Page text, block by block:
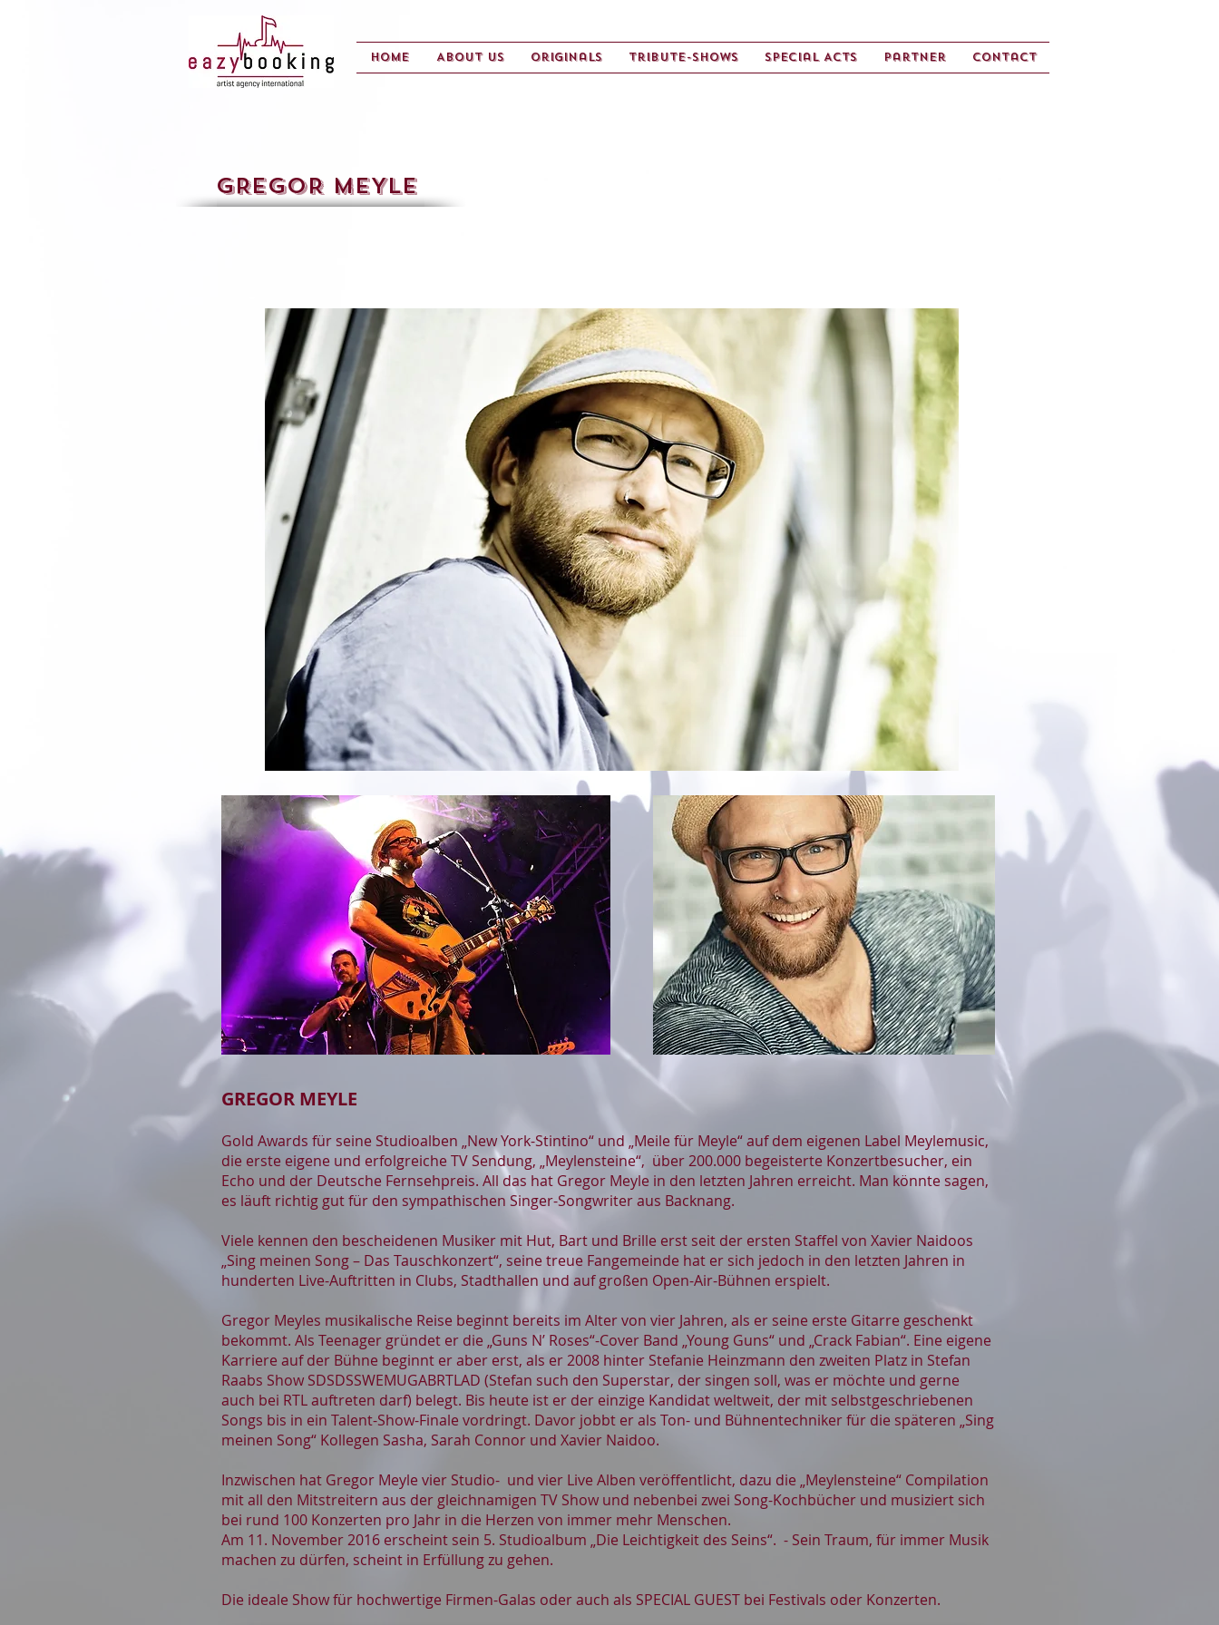
Home About us Originals Tribute-Shows Special Acts Partner Contact
GREGOR MEYLE
GREGOR MEYLE
Gold Awards für seine Studioalben „New York-Stintino“ und „Meile für Meyle“ auf dem eigenen Label Meylemusic,
die erste eigene und erfolgreiche TV Sendung, „Meylensteine“, über 200.000 begeisterte Konzertbesucher, ein
Echo und der Deutsche Fernsehpreis. All das hat Gregor Meyle in den letzten Jahren erreicht. Man könnte sagen,
es läuft richtig gut für den sympathischen Singer-Songwriter aus Backnang.
Viele kennen den bescheidenen Musiker mit Hut, Bart und Brille erst seit der ersten Staffel von Xavier Naidoos
„Sing meinen Song – Das Tauschkonzert“, seine treue Fangemeinde hat er sich jedoch in den letzten Jahren in
hunderten Live-Auftritten in Clubs, Stadthallen und auf großen Open-Air-Bühnen erspielt.
Gregor Meyles musikalische Reise beginnt bereits im Alter von vier Jahren, als er seine erste Gitarre geschenkt
bekommt. Als Teenager gründet er die „Guns N’ Roses“-Cover Band „Young Guns“ und „Crack Fabian“. Eine eigene
Karriere auf der Bühne beginnt er aber erst, als er 2008 hinter Stefanie Heinzmann den zweiten Platz in Stefan
Raabs Show SDSDSSWEMUGABRTLAD (Stefan such den Superstar, der singen soll, was er möchte und gerne
auch bei RTL auftreten darf) belegt. Bis heute ist er der einzige Kandidat weltweit, der mit selbstgeschriebenen
Songs bis in ein Talent-Show-Finale vordringt. Davor jobbt er als Ton- und Bühnentechniker für die späteren „Sing
meinen Song“ Kollegen Sasha, Sarah Connor und Xavier Naidoo.
Inzwischen hat Gregor Meyle vier Studio- und vier Live Alben veröffentlicht, dazu die „Meylensteine“ Compilation
mit all den Mitstreitern aus der gleichnamigen TV Show und nebenbei zwei Song-Kochbücher und musiziert sich
bei rund 100 Konzerten pro Jahr in die Herzen von immer mehr Menschen.
Am 11. November 2016 erscheint sein 5. Studioalbum „Die Leichtigkeit des Seins“. - Sein Traum, für immer Musik
machen zu dürfen, scheint in Erfüllung zu gehen.
Die ideale Show für hochwertige Firmen-Galas oder auch als SPECIAL GUEST bei Festivals oder Konzerten.